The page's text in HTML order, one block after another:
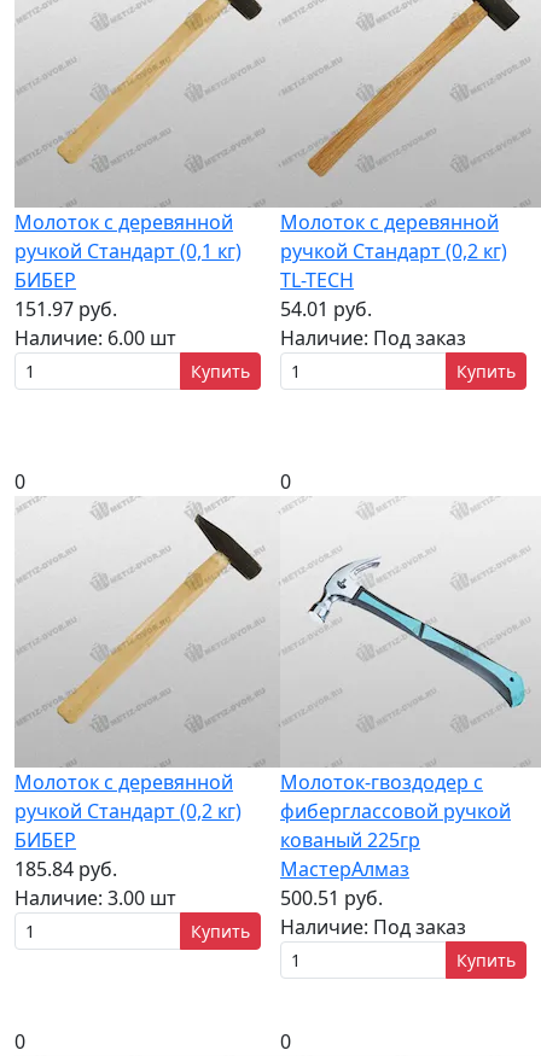
Молоток с деревянной
ручкой Стандарт (0,1 кг)
БИБЕР
151.97 руб.
Наличие: 6.00 шт
Купить
Молоток с деревянной
ручкой Стандарт (0,2 кг)
TL-TECH
54.01 руб.
Наличие: Под заказ
Купить
0
Молоток с деревянной
ручкой Стандарт (0,2 кг)
БИБЕР
185.84 руб.
Наличие: 3.00 шт
Купить
0
Молоток-гвоздодер с
фиберглассовой ручкой
кованый 225гр
МастерАлмаз
500.51 руб.
Наличие: Под заказ
Купить
0 0